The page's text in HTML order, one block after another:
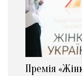
Премія